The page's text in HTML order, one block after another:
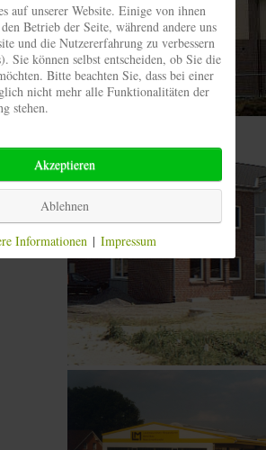
auf unserer Website. Einige von ihnen
Betrieb der Seite, während andere uns
und die Nutzererfahrung zu verbessern
Sie können selbst entscheiden, ob Sie die
Bitte beachten Sie, dass bei einer
nicht mehr alle Funktionalitäten der
stehen.
Akzeptieren
Ablehnen
Informationen | Impressum